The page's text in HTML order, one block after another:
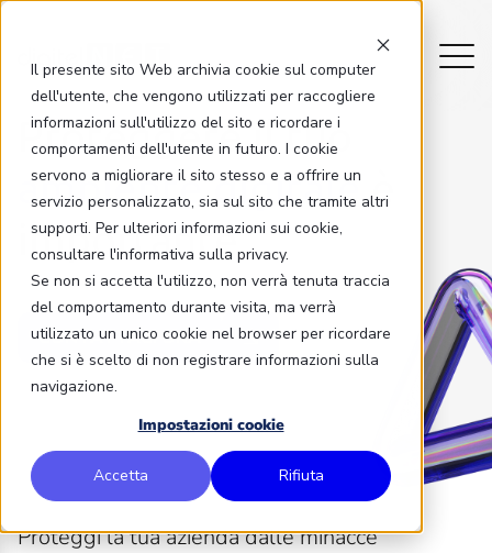
Il presente sito Web archivia cookie sul computer
dell'utente, che vengono utilizzati per raccogliere
informazioni sull'utilizzo del sito e ricordare i
comportamenti dell'utente in futuro. I cookie
servono a migliorare il sito stesso e a offrire un
servizio personalizzato, sia sul sito che tramite altri
supporti. Per ulteriori informazioni sui cookie,
consultare l'informativa sulla privacy.
Se non si accetta l'utilizzo, non verrà tenuta traccia
del comportamento durante visita, ma verrà
utilizzato un unico cookie nel browser per ricordare
che si è scelto di non registrare informazioni sulla
navigazione.
Impostazioni cookie
Accetta Rifiuta
Proteggere il tuo
ambiente digitaleè
importante
CONTATTACI ORA
Proteggi la tua azienda dalle minacce